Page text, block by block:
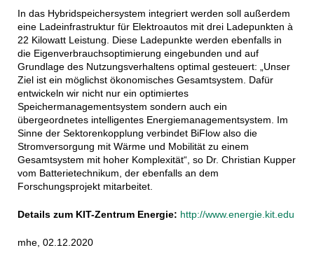
In das Hybridspeichersystem integriert werden soll außerdem
eine Ladeinfrastruktur für Elektroautos mit drei Ladepunkten à
22 Kilowatt Leistung. Diese Ladepunkte werden ebenfalls in
die Eigenverbrauchsoptimierung eingebunden und auf
Grundlage des Nutzungsverhaltens optimal gesteuert: „Unser
Ziel ist ein möglichst ökonomisches Gesamtsystem. Dafür
entwickeln wir nicht nur ein optimiertes
Speichermanagementsystem sondern auch ein
übergeordnetes intelligentes Energiemanagementsystem. Im
Sinne der Sektorenkopplung verbindet BiFlow also die
Stromversorgung mit Wärme und Mobilität zu einem
Gesamtsystem mit hoher Komplexität“, so Dr. Christian Kupper
vom Batterietechnikum, der ebenfalls an dem
Forschungsprojekt mitarbeitet.
Details zum KIT-Zentrum Energie: http://www.energie.kit.edu
mhe, 02.12.2020